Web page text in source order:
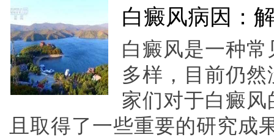
白癜风病因：
白癜风是一种
多样，目前仍
家们对于白癜
且取得了一些重要的研究成